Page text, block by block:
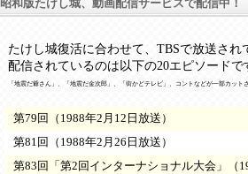
たけし城復活に合わせて、TBSで放送され
配信されているのは以下の20エピソードで
「地震だ爺さん」、「地震だ金次郎」、「街かどテレビ」、コントなどが一部カッ
第79回（1988年2月12日放送）
第81回（1988年2月26日放送）
第83回「第2回インターナショナル大会」（